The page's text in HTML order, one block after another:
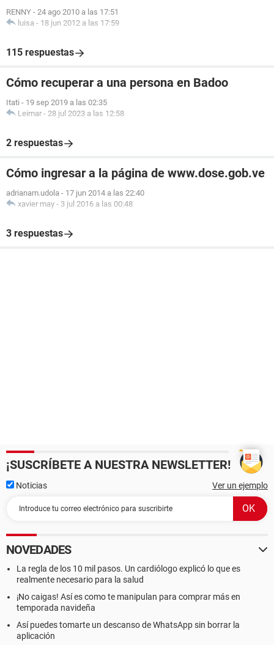
RENNY - 24 ago 2010 a las 17:51
luisa - 18 jun 2012 a las 17:59
115 respuestas
Cómo recuperar a una persona en Badoo
Itati - 19 sep 2019 a las 02:35
Leimar - 28 jul 2023 a las 12:58
2 respuestas
Cómo ingresar a la página de www.dose.gob.ve
adrianam.udola - 17 jun 2014 a las 22:40
xavier may - 3 jul 2016 a las 00:48
3 respuestas
¡SUSCRÍBETE A NUESTRA NEWSLETTER!
Noticias Ver un ejemplo
NOVEDADES
La regla de los 10 mil pasos. Un cardiólogo explicó lo que es
realmente necesario para la salud
¡No caigas! Así es como te manipulan para comprar más en
temporada navideña
Así puedes tomarte un descanso de WhatsApp sin borrar la
aplicación